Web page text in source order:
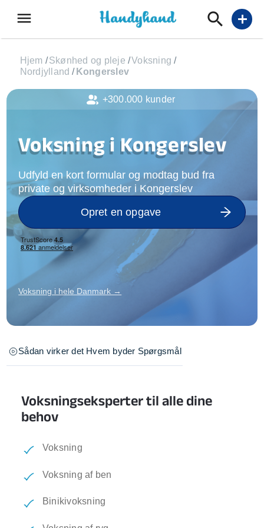
menu add
Hjem /Skønhed og pleje /Voksning /
Nordjylland / Kongerslev
Voksning i Kongerslev
Udfyld en kort formular og modtag bud fra
private og virksomheder i Kongerslev
Opret en opgave
Voksning i hele Danmark →
Sådan virker det Hvem byder Spørgsmål
Voksningseksperter til alle dine
behov
Voksning
Voksning af ben
Binikivoksning
+300.000 kunder